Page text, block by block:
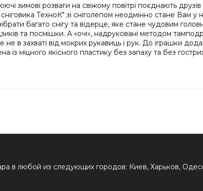
зимові розваги на свіжому повітрі поєднають
ТехноК" зі сніголепом неодмінно стане Вам у
багато снігу та відерце, яке стане чудовим
та посмішки. А «очі», надруковані методом
в захваті від мокрих рукавиць і рук. До іграшки
міцного якісного пластику без запаху та без
в любой из следующих городов: Киев, Харьков,